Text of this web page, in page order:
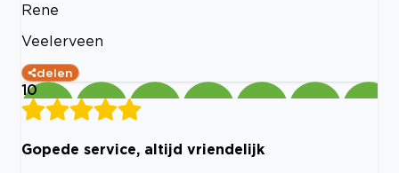
Rene
Veelerveen
delen
10
Gopede service, altijd vriendelijk